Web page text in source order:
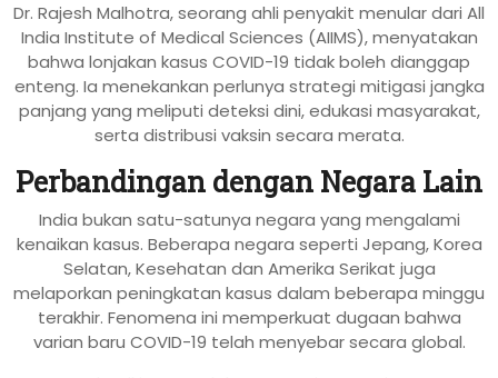
Dr. Rajesh Malhotra, seorang ahli penyakit menular dari All
India Institute of Medical Sciences (AIIMS), menyatakan
bahwa lonjakan kasus COVID-19 tidak boleh dianggap
enteng. Ia menekankan perlunya strategi mitigasi jangka
panjang yang meliputi deteksi dini, edukasi masyarakat,
serta distribusi vaksin secara merata.
Perbandingan dengan Negara Lain
India bukan satu-satunya negara yang mengalami
kenaikan kasus. Beberapa negara seperti Jepang, Korea
Selatan, Kesehatan dan Amerika Serikat juga
melaporkan peningkatan kasus dalam beberapa minggu
terakhir. Fenomena ini memperkuat dugaan bahwa
varian baru COVID-19 telah menyebar secara global.